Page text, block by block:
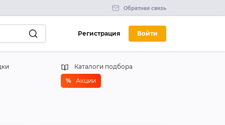
Обратная связь
Регистрация Войти
Каталоги подбора
% Акции